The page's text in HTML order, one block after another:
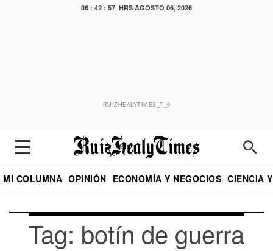
06 : 42 : 57 HRS AGOSTO 06, 2026
RUIZHEALYTIMES_T_0
MI COLUMNA OPINIÓN ECONOMÍA Y NEGOCIOS CIENCIA
Tag: botín de guerra